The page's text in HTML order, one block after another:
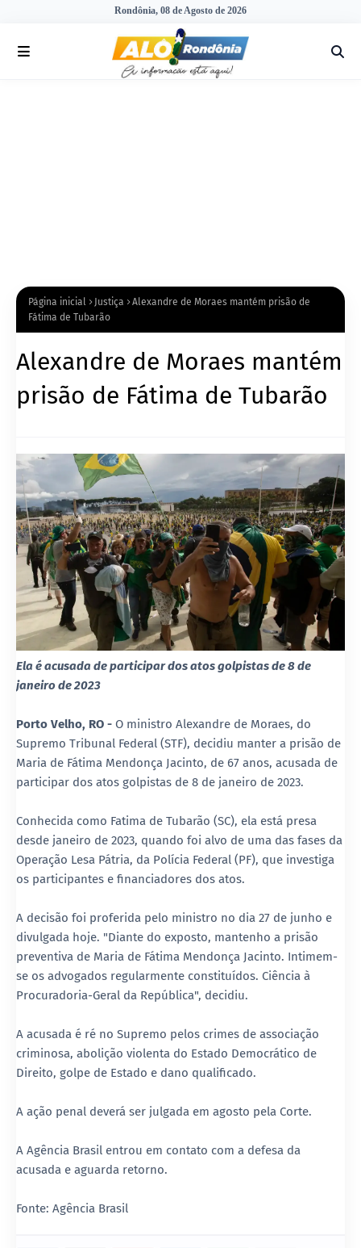
Rondônia, 08 de Agosto de 2026
Página inicial Justiça
Alexandre de Moraes mantém prisão de
Fátima de Tubarão
Alexandre de Moraes mantém
prisão de Fátima de Tubarão
Ela é acusada de participar dos atos golpistas de 8 de
janeiro de 2023
Porto Velho, RO - O ministro Alexandre de Moraes, do
Supremo Tribunal Federal (STF), decidiu manter a prisão de
Maria de Fátima Mendonça Jacinto, de 67 anos, acusada de
participar dos atos golpistas de 8 de janeiro de 2023.
Conhecida como Fatima de Tubarão (SC), ela está presa
desde janeiro de 2023, quando foi alvo de uma das fases da
Operação Lesa Pátria, da Polícia Federal (PF), que investiga
os participantes e financiadores dos atos.
A decisão foi proferida pelo ministro no dia 27 de junho e
divulgada hoje. "Diante do exposto, mantenho a prisão
preventiva de Maria de Fátima Mendonça Jacinto. Intimem-
se os advogados regularmente constituídos. Ciência à
Procuradoria-Geral da República", decidiu.
A acusada é ré no Supremo pelos crimes de associação
criminosa, abolição violenta do Estado Democrático de
Direito, golpe de Estado e dano qualificado.
A ação penal deverá ser julgada em agosto pela Corte.
A Agência Brasil entrou em contato com a defesa da
acusada e aguarda retorno.
Fonte: Agência Brasil